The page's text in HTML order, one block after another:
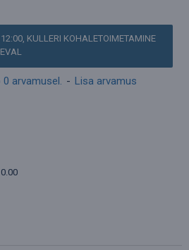
KULLERI KOHALETOIMETAMINE
0 arvamusel. - Lisa arvamus